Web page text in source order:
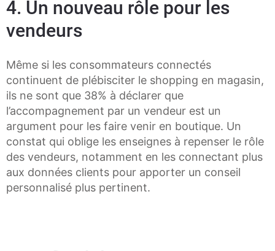
4. Un nouveau rôle pour les
vendeurs
Même si les consommateurs connectés
continuent de plébisciter le shopping en magasin,
ils ne sont que 38% à déclarer que
l’accompagnement par un vendeur est un
argument pour les faire venir en boutique. Un
constat qui oblige les enseignes à repenser le rôle
des vendeurs, notamment en les connectant plus
aux données clients pour apporter un conseil
personnalisé plus pertinent.